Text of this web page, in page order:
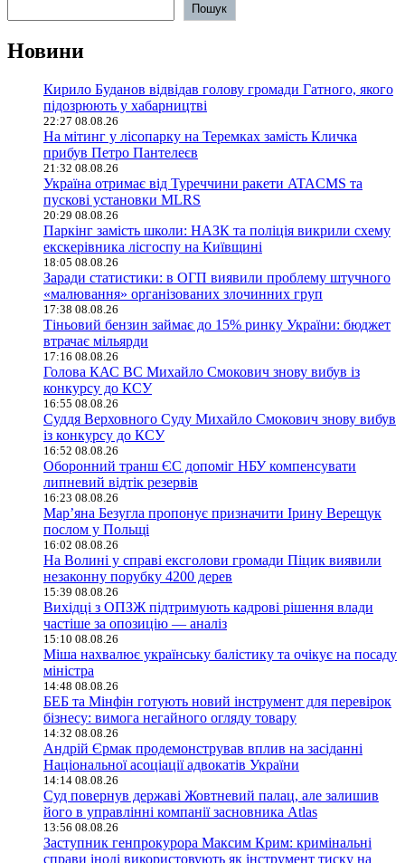
Пошук
Новини
Кирило Буданов відвідав голову громади Гатного, якого
підозрюють у хабарництві
22:27 08.08.26
На мітинг у лісопарку на Теремках замість Кличка
прибув Петро Пантелеєв
21:32 08.08.26
Україна отримає від Туреччини ракети ATACMS та
пускові установки MLRS
20:29 08.08.26
Паркінг замість школи: НАЗК та поліція викрили схему
екскерівника лісгоспу на Київщині
18:05 08.08.26
Заради статистики: в ОГП виявили проблему штучного
«малювання» організованих злочинних груп
17:38 08.08.26
Тіньовий бензин займає до 15% ринку України: бюджет
втрачає мільярди
17:16 08.08.26
Голова КАС ВС Михайло Смокович знову вибув із
конкурсу до КСУ
16:55 08.08.26
Суддя Верховного Суду Михайло Смокович знову вибув
із конкурсу до КСУ
16:52 08.08.26
Оборонний транш ЄС допоміг НБУ компенсувати
липневий відтік резервів
16:23 08.08.26
Мар’яна Безугла пропонує призначити Ірину Верещук
послом у Польщі
16:02 08.08.26
На Волині у справі ексголови громади Піцик виявили
незаконну порубку 4200 дерев
15:39 08.08.26
Вихідці з ОПЗЖ підтримують кадрові рішення влади
частіше за опозицію — аналіз
15:10 08.08.26
Міша нахвалює українську балістику та очікує на посаду
міністра
14:48 08.08.26
БЕБ та Мінфін готують новий інструмент для перевірок
бізнесу: вимога негайного огляду товару
14:32 08.08.26
Андрій Єрмак продемонстрував вплив на засіданні
Національної асоціації адвокатів України
14:14 08.08.26
Суд повернув державі Жовтневий палац, але залишив
його в управлінні компанії засновника Atlas
13:56 08.08.26
Заступник генпрокурора Максим Крим: кримінальні
справи іноді використовують як інструмент тиску на